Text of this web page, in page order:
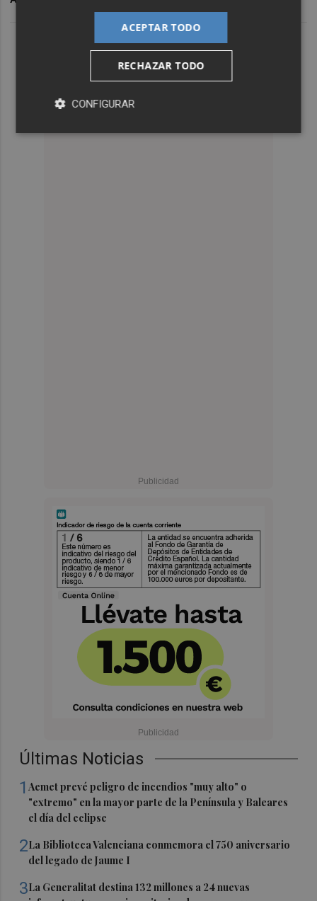
Últimas Noticias
1Aemet prevé peligro de incendios "muy alto" o
"extremo" en la mayor parte de la Península y Baleares
el día del eclipse
2La Biblioteca Valenciana conmemora el 750 aniversario
del legado de Jaume I
3La Generalitat destina 132 millones a 24 nuevas
ACEPTAR TODO
RECHAZAR TODO
CONFIGURAR